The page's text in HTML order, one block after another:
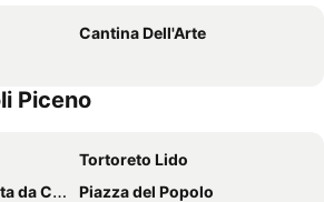
Cantina Dell'Arte
Piceno
Tortoreto Lido
Cascia
Piazza del Popolo